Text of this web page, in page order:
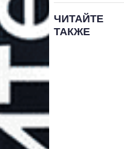
ЧИТАЙТЕ
ТАКЖЕ